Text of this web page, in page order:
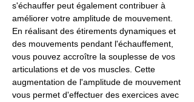
s'échauffer peut également contribuer à
améliorer votre amplitude de mouvement.
En réalisant des étirements dynamiques et
des mouvements pendant l'échauffement,
vous pouvez accroître la souplesse de vos
articulations et de vos muscles. Cette
augmentation de l'amplitude de mouvement
vous permet d'effectuer des exercices avec